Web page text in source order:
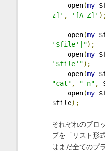
open(my
z]' , '[A-Z]' );
open(my
'$file'|");
open(my
'$file'");
open(my
"cat" , "-n" ,
open(my
$file);
それぞれのブロ
プを「リスト形
はまだ全てのプ